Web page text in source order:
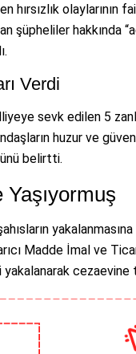
hırsızlık
şüpheliler hakkında
Verdi
sevk edilen 5
huzur ve
belirtti.
Yaşıyormuş
Madde İmal ve
cezaevine